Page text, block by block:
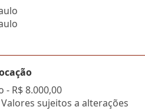
- R$ 8.000,00
sujeitos a alterações